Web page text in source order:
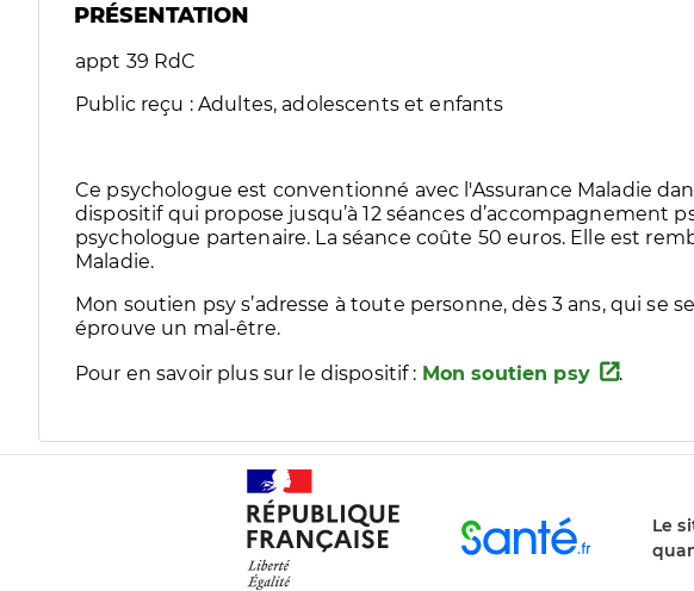
PRÉSENTATION
appt 39 RdC
Public reçu : Adultes, adolescents et enfants
Ce psychologue est conventionné avec l'Assurance Maladie
dispositif qui propose jusqu’à 12 séances d’accompagnement
psychologue partenaire. La séance coûte 50 euros. Elle est
Maladie.
Mon soutien psy s’adresse à toute personne, dès 3 ans, qui se
éprouve un mal-être.
Pour en savoir plus sur le dispositif : Mon soutien psy .
Le